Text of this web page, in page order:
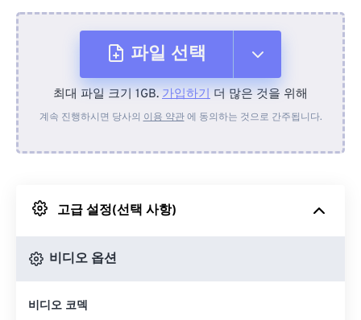
파일 선택
장치에서
Google 드라이브에서
최대 파일 크기 1GB. 가입하기 더 많은 것을 위해
계속 진행하시면 당사의 이용 약관에 동의하는 것으로 간주됩니다.
고급 설정(선택 사항)
비디오 옵션
비디오 코덱